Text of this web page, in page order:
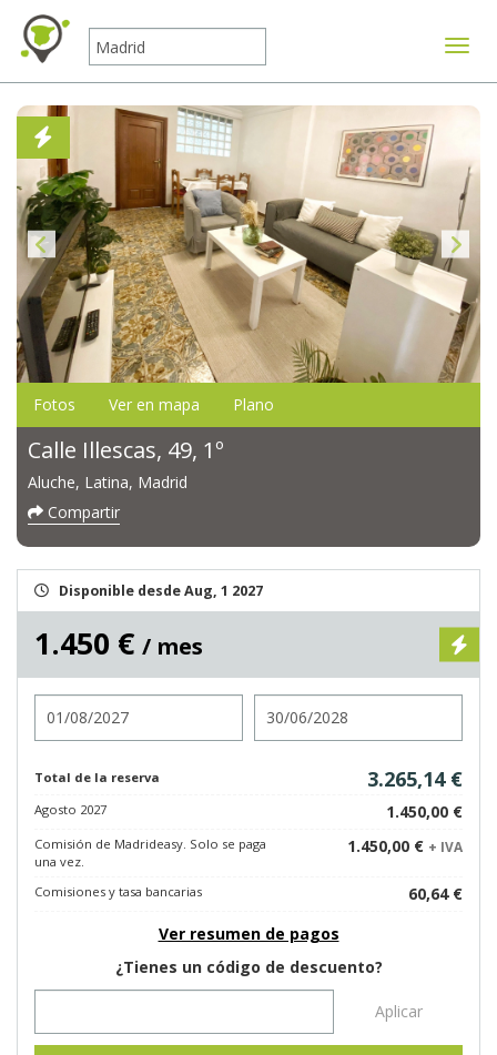
Fotos Ver en mapa Plano
Calle Illescas, 49, 1º
Aluche, Latina, Madrid
Compartir
Disponible desde Aug, 1 2027
1.450 € / mes
Total de la reserva 3.265,14 €
Agosto 2027 1.450,00 €
Comisión de Madrideasy. Solo se paga
una vez.
1.450,00 € + IVA
Comisiones y tasa bancarias
60,64 €
Ver resumen de pagos
¿Tienes un código de descuento?
Aplicar